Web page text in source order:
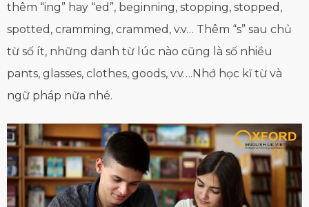
thêm “ing” hay “ed”, beginning, stopping, stopped,
spotted, cramming, crammed, v.v… Thêm “s” sau chủ
từ số ít, những danh từ lúc nào cũng là số nhiều
pants, glasses, clothes, goods, v.v….Nhớ học kĩ từ và
ngữ pháp nữa nhé.